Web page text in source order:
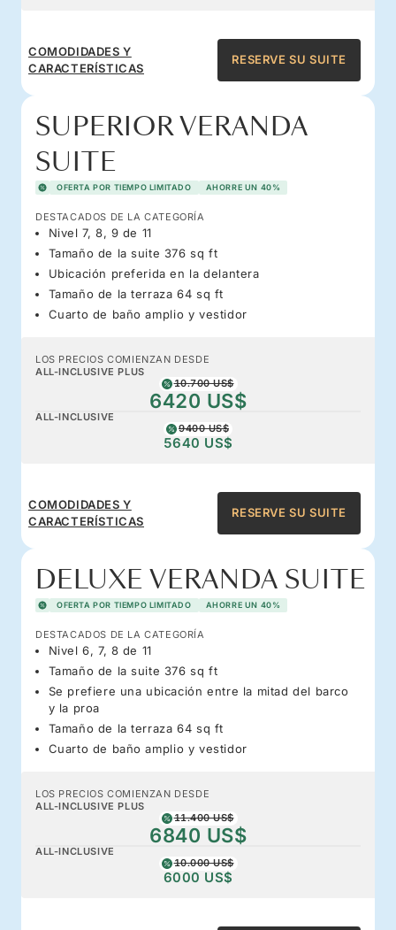
COMODIDADES Y
CARACTERÍSTICAS
RESERVE SU SUITE
SUPERIOR VERANDA
SUITE
OFERTA POR TIEMPO LIMITADO AHORRE UN 40%
DESTACADOS DE LA CATEGORÍA
Nivel 7, 8, 9 de 11
Tamaño de la suite 376 sq ft
Ubicación preferida en la delantera
Tamaño de la terraza 64 sq ft
Cuarto de baño amplio y vestidor
LOS PRECIOS COMIENZAN DESDE
ALL-INCLUSIVE PLUS
10.700 US$
6420 US$
ALL-INCLUSIVE
9400 US$
5640 US$
COMODIDADES Y
CARACTERÍSTICAS
RESERVE SU SUITE
DELUXE VERANDA SUITE
OFERTA POR TIEMPO LIMITADO AHORRE UN 40%
DESTACADOS DE LA CATEGORÍA
Nivel 6, 7, 8 de 11
Tamaño de la suite 376 sq ft
Se prefiere una ubicación entre la mitad del barco
y la proa
Tamaño de la terraza 64 sq ft
Cuarto de baño amplio y vestidor
LOS PRECIOS COMIENZAN DESDE
ALL-INCLUSIVE PLUS
11.400 US$
6840 US$
ALL-INCLUSIVE
10.000 US$
6000 US$